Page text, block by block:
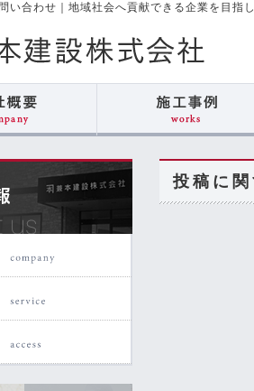
い合わせ 地域社会へ貢献できる企業を目指
投稿に